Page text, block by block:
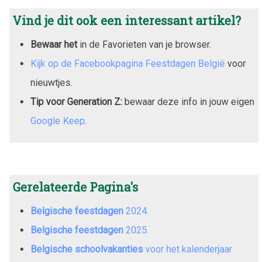
Vind je dit ook een interessant artikel?
Bewaar hetin de Favorieten van je browser.
Kijk op de Facebookpagina Feestdagen België voor
nieuwtjes.
Tip voor Generation Z: bewaar deze info in jouw eigen
Google Keep.
Gerelateerde Pagina's
Belgische feestdagen 2024
Belgische feestdagen 2025
Belgische schoolvakanties voor het kalenderjaar